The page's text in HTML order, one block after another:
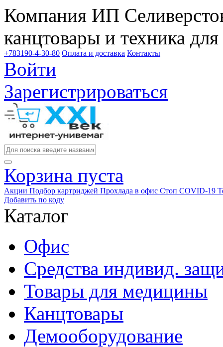
Компания ИП
канцтовары и техника
+783190-4-30-80 Оплата и доставка Контакты
Войти
Зарегистрироваться
Корзина пуста
Акции Подбор картриджей Прохлада в офис Стоп COVID-19
Добавить по коду
Каталог
Офис
Средства индивид.
Товары для медицины
Канцтовары
Демооборудование